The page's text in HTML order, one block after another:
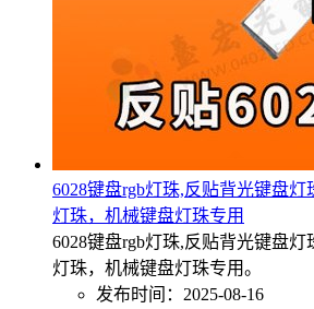
6028键盘rgb灯珠,反贴背光键盘灯
灯珠，机械键盘灯珠专用
6028键盘rgb灯珠,反贴背光键盘灯
灯珠，机械键盘灯珠专用。
发布时间：2025-08-16